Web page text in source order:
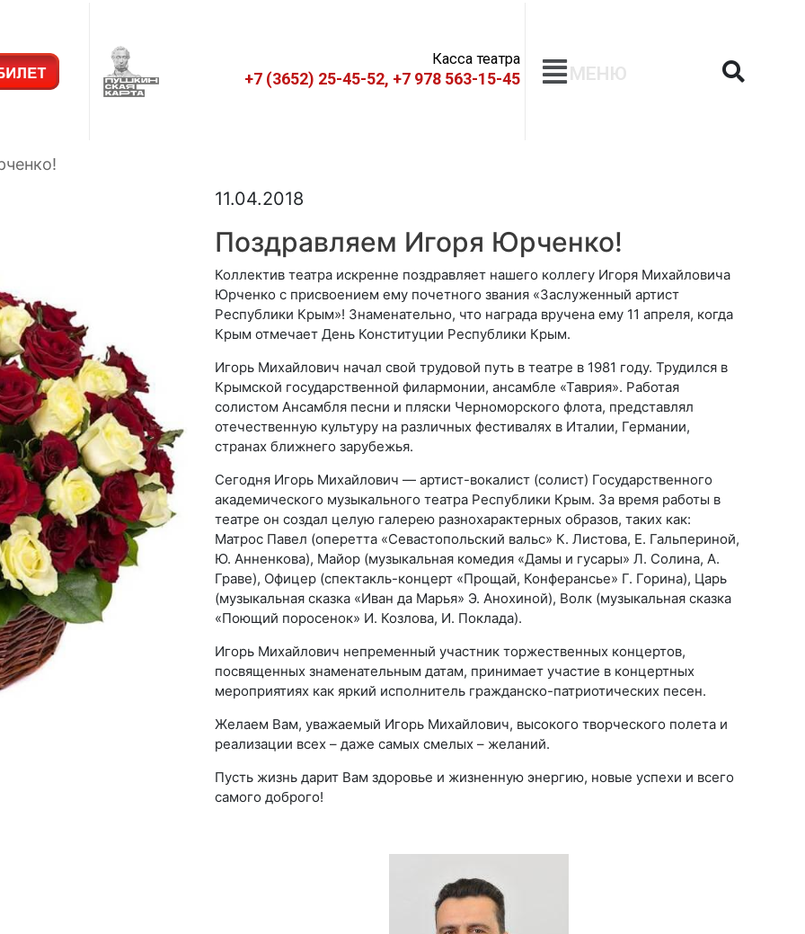
Касса театра
+7 (3652) 25-45-52, +7 978 563-15-45 МЕНЮ
11.04.2018
Поздравляем Игоря Юрченко!
Коллектив театра искренне поздравляет нашего коллегу Игоря Михайловича
Юрченко с присвоением ему почетного звания «Заслуженный артист
Республики Крым»! Знаменательно, что награда вручена ему 11 апреля, когда
Крым отмечает День Конституции Республики Крым.
Игорь Михайлович начал свой трудовой путь в театре в 1981 году. Трудился в
Крымской государственной филармонии, ансамбле «Таврия». Работая
солистом Ансамбля песни и пляски Черноморского флота, представлял
отечественную культуру на различных фестивалях в Италии, Германии,
странах ближнего зарубежья.
Сегодня Игорь Михайлович — артист-вокалист (солист) Государственного
академического музыкального театра Республики Крым. За время работы в
театре он создал целую галерею разнохарактерных образов, таких как:
Матрос Павел (оперетта «Севастопольский вальс» К. Листова, Е. Гальпериной,
Ю. Анненкова), Майор (музыкальная комедия «Дамы и гусары» Л. Солина, А.
Граве), Офицер (спектакль-концерт «Прощай, Конферансье» Г. Горина), Царь
(музыкальная сказка «Иван да Марья» Э. Анохиной), Волк (музыкальная сказка
«Поющий поросенок» И. Козлова, И. Поклада).
Игорь Михайлович непременный участник торжественных концертов,
посвященных знаменательным датам, принимает участие в концертных
мероприятиях как яркий исполнитель гражданско-патриотических песен.
Желаем Вам, уважаемый Игорь Михайлович, высокого творческого полета и
реализации всех – даже самых смелых – желаний.
Пусть жизнь дарит Вам здоровье и жизненную энергию, новые успехи и всего
самого доброго!